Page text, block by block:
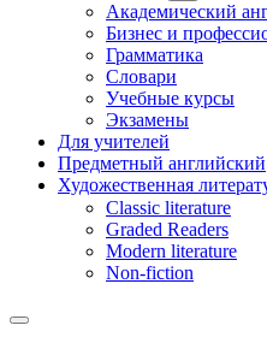
Академический
Бизнес и
Грамматика
Словари
Учебные курсы
Экзамены
Для учителей
Предметный английский
Художественная
Classic literature
Graded Readers
Modern literature
Non-fiction